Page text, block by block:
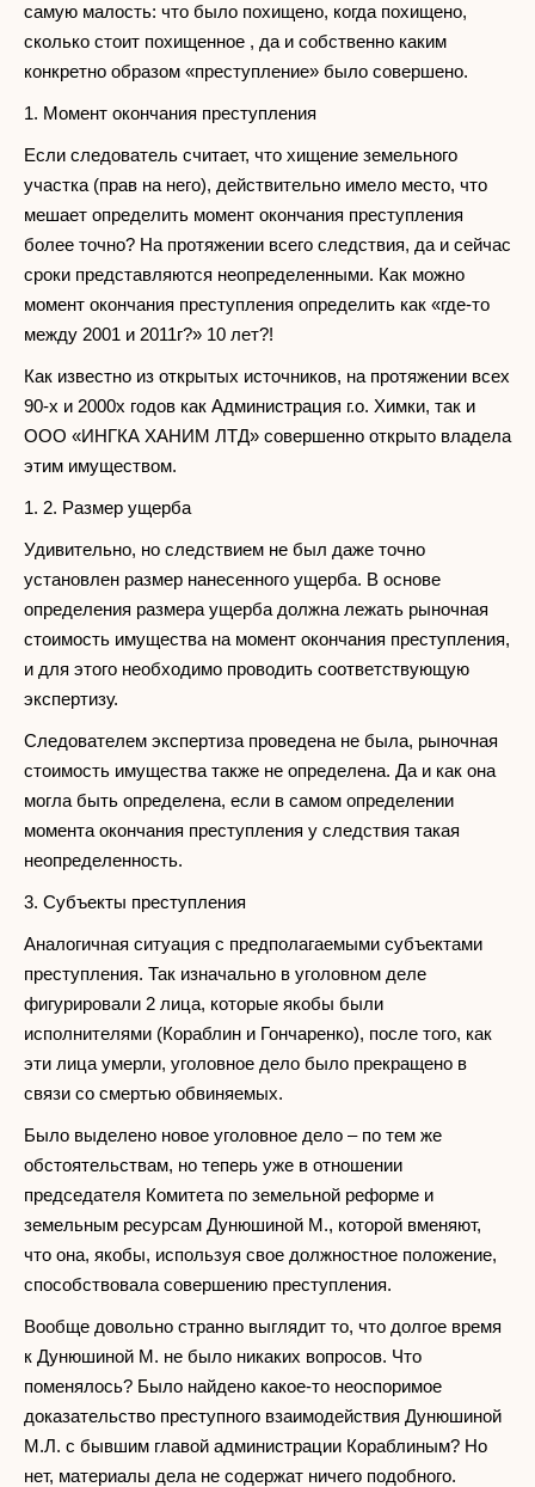
самую малость: что было похищено, когда похищено,
сколько стоит похищенное , да и собственно каким
конкретно образом «преступление» было совершено.
1. Момент окончания преступления
Если следователь считает, что хищение земельного
участка (прав на него), действительно имело место, что
мешает определить момент окончания преступления
более точно? На протяжении всего следствия, да и сейчас
сроки представляются неопределенными. Как можно
момент окончания преступления определить как «где-то
между 2001 и 2011г?» 10 лет?!
Как известно из открытых источников, на протяжении всех
90-х и 2000х годов как Администрация г.о. Химки, так и
ООО «ИНГКА ХАНИМ ЛТД» совершенно открыто владела
этим имуществом.
1. 2. Размер ущерба
Удивительно, но следствием не был даже точно
установлен размер нанесенного ущерба. В основе
определения размера ущерба должна лежать рыночная
стоимость имущества на момент окончания преступления,
и для этого необходимо проводить соответствующую
экспертизу.
Следователем экспертиза проведена не была, рыночная
стоимость имущества также не определена. Да и как она
могла быть определена, если в самом определении
момента окончания преступления у следствия такая
неопределенность.
3. Субъекты преступления
Аналогичная ситуация с предполагаемыми субъектами
преступления. Так изначально в уголовном деле
фигурировали 2 лица, которые якобы были
исполнителями (Кораблин и Гончаренко), после того, как
эти лица умерли, уголовное дело было прекращено в
связи со смертью обвиняемых.
Было выделено новое уголовное дело – по тем же
обстоятельствам, но теперь уже в отношении
председателя Комитета по земельной реформе и
земельным ресурсам Дунюшиной М., которой вменяют,
что она, якобы, используя свое должностное положение,
способствовала совершению преступления.
Вообще довольно странно выглядит то, что долгое время
к Дунюшиной М. не было никаких вопросов. Что
поменялось? Было найдено какое-то неоспоримое
доказательство преступного взаимодействия Дунюшиной
М.Л. с бывшим главой администрации Кораблиным? Но
нет, материалы дела не содержат ничего подобного.